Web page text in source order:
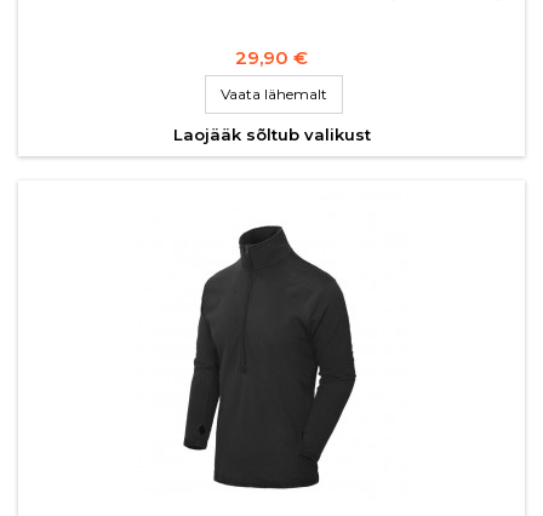
29,90 €
Vaata lähemalt
Laojääk sõltub valikust